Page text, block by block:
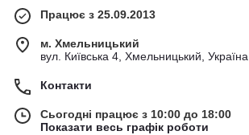
Працює з 25.09.2013
м. Хмельницький
вул. Київська 4, Хмельницький, Україна
Контакти
Сьогодні працює з 10:00 до 18:00
Показати весь графік роботи